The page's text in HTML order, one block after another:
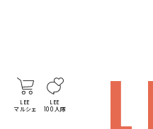
LEE
マルシェ
LEE
100人隊